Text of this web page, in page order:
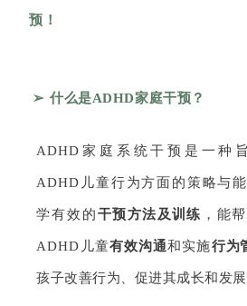
预！
➢ 什么是ADHD家庭干预？
ADHD家庭系统干预是一种
ADHD儿童行为方面的策略与
学有效的干预方法及训练 ，能
ADHD儿童有效沟通和实施行为
孩子改善行为、促进其成长和发